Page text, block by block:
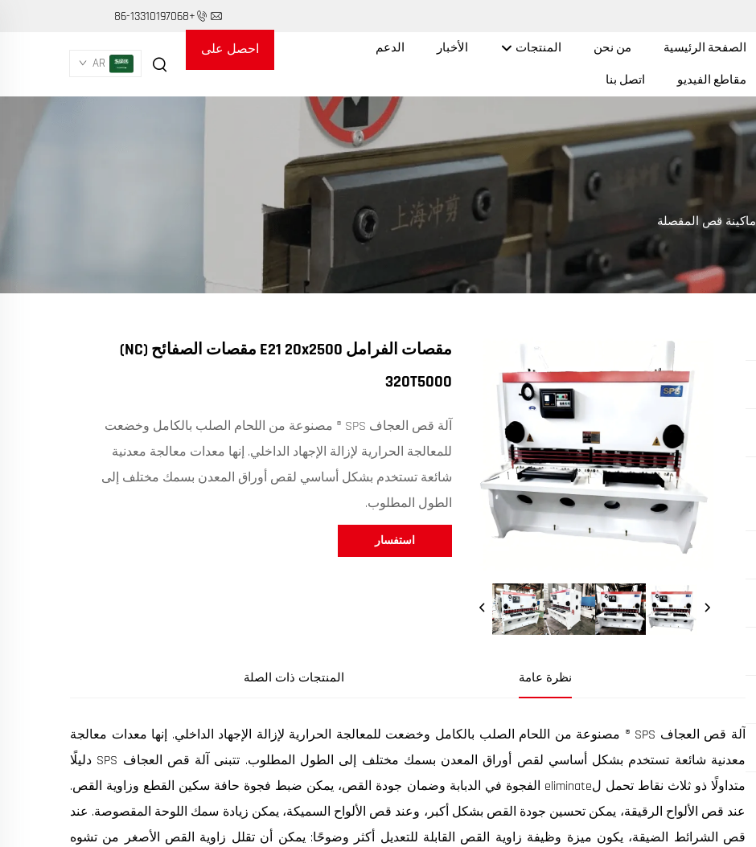
+86-13310197068
الصفحة الرئيسية من نحن المنتجات الأخبار الدعم
مقاطع الفيديو اتصل بنا
احصل على
AR
ماكينة قص المقصلة
مقصات الفرامل E21 20x2500 مقصات الصفائح (NC)
320T5000
آلة قص العجاف SPS ® مصنوعة من اللحام الصلب بالكامل وخضعت
للمعالجة الحرارية لإزالة الإجهاد الداخلي. إنها معدات معالجة معدنية
شائعة تستخدم بشكل أساسي لقص أوراق المعدن بسمك مختلف إلى
الطول المطلوب.
استفسار
نظرة عامة المنتجات ذات الصلة
آلة قص العجاف SPS ® مصنوعة من اللحام الصلب بالكامل وخضعت للمعالجة الحرارية لإزالة الإجهاد الداخلي. إنها معدات معالجة
معدنية شائعة تستخدم بشكل أساسي لقص أوراق المعدن بسمك مختلف إلى الطول المطلوب. تتبنى آلة قص العجاف SPS دليلًا
متداولًا ذو ثلاث نقاط تحمل لeliminate الفجوة في الدبابة وضمان جودة القص، يمكن ضبط فجوة حافة سكين القطع وزاوية القص.
عند قص الألواح الرقيقة، يمكن تحسين جودة القص بشكل أكبر، وعند قص الألواح السميكة، يمكن زيادة سمك اللوحة المقصوصة. عند
قص الشرائط الضيقة، يكون ميزة وظيفة زاوية القص القابلة للتعديل أكثر وضوحًا: يمكن أن تقلل زاوية القص الأصغر من تشوه